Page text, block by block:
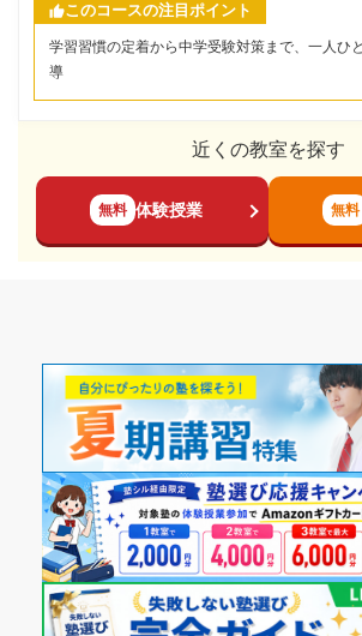
このコースの注目ポイント
学習習慣の定着から中学受験対策まで、一人ひ
導
近くの教室を探す
無料 体験授業 無料